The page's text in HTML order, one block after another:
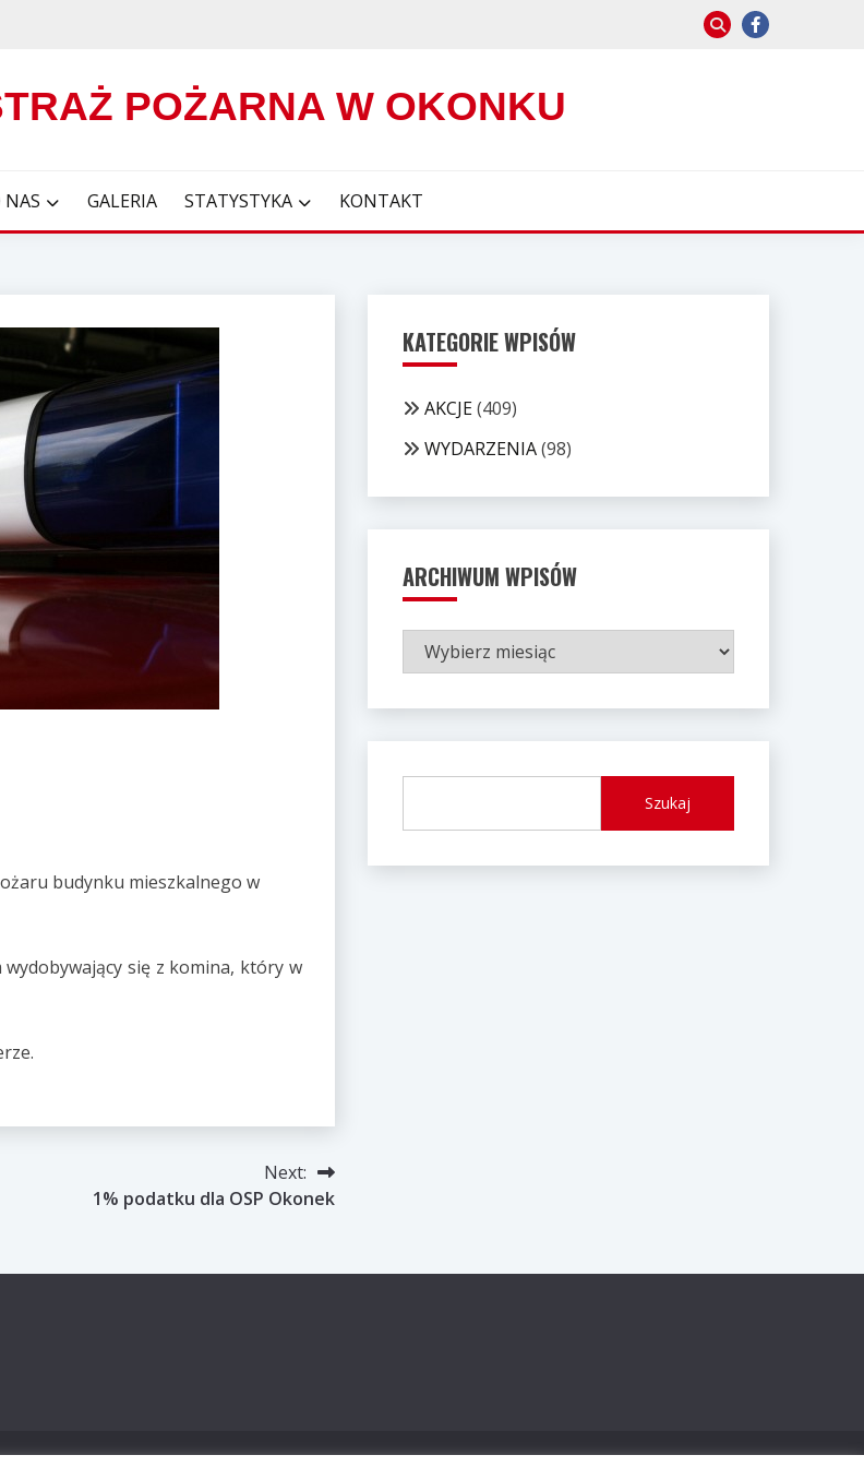
POŻARNA W OKONKU
NAS GALERIA STATYSTYKA KONTAKT
budynku mieszkalnego w
wydobywający się z komina, który w
Next:
1% podatku dla OSP Okonek
KATEGORIE WPISÓW
AKCJE(409)
WYDARZENIA(98)
ARCHIWUM WPISÓW
ARCHIWUM
WPISÓW
Szukaj